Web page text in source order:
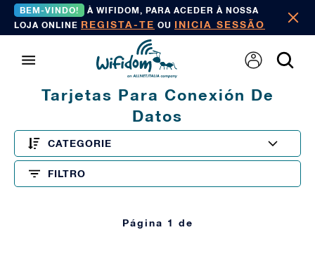
BEM-VINDO!
À WIFIDOM, PARA ACEDER À NOSSA
LOJA ONLINE REGISTA-TE OU INICIA SESSÃO
Tarjetas Para Conexión De
Datos
CATEGORIE
FILTRO
Página 1 de